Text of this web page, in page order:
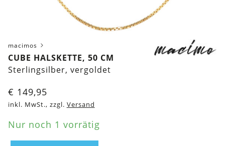
macimos
CUBE HALSKETTE, 50 CM
Sterlingsilber, vergoldet
€ 149,95
inkl. MwSt., zzgl. Versand
Nur noch 1 vorrätig